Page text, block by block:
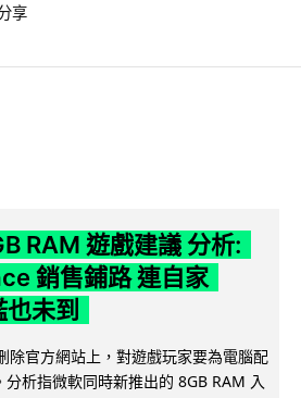
享
RAM 遊戲建議 分析:
銷售鋪路 連自家
未到
官方網站上，對遊戲玩家要為電腦配
析指微軟同時新推出的 8GB RAM 入